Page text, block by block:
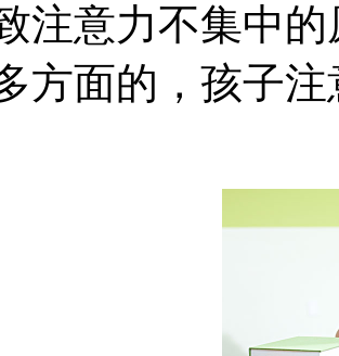
意力不集中的
方面的，孩子